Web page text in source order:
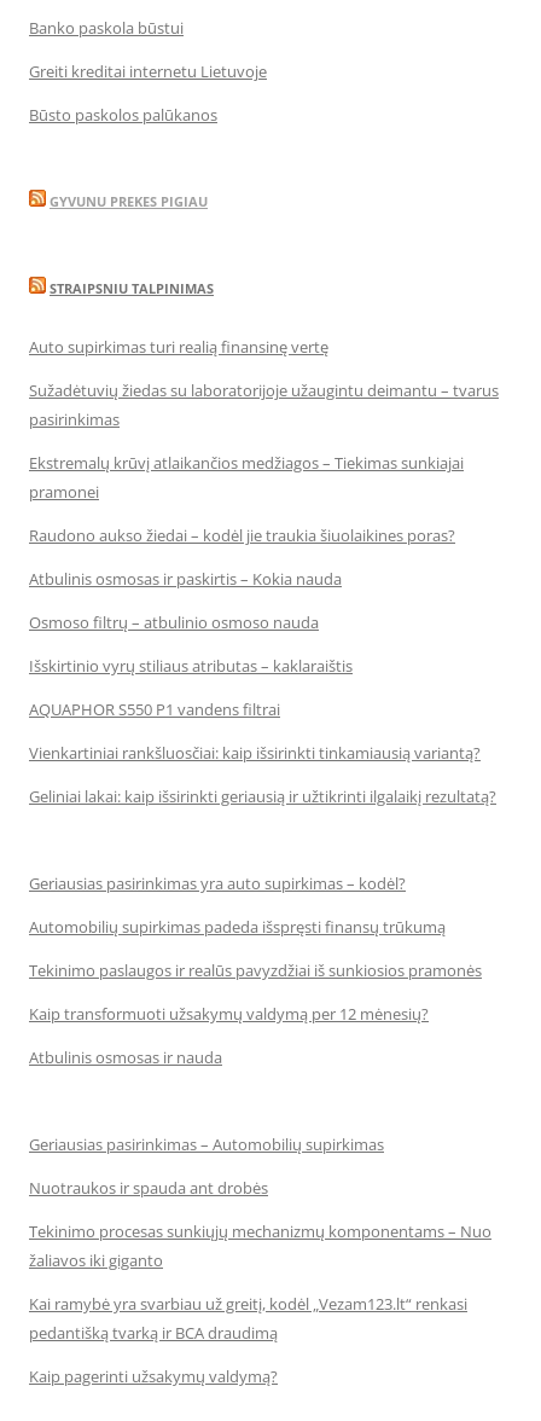
Banko paskola būstui
Greiti kreditai internetu Lietuvoje
Būsto paskolos palūkanos
GYVUNU PREKES PIGIAU
STRAIPSNIU TALPINIMAS
Auto supirkimas turi realią finansinę vertę
Sužadėtuvių žiedas su laboratorijoje užaugintu deimantu – tvarus
pasirinkimas
Ekstremalų krūvį atlaikančios medžiagos – Tiekimas sunkiajai
pramonei
Raudono aukso žiedai – kodėl jie traukia šiuolaikines poras?
Atbulinis osmosas ir paskirtis – Kokia nauda
Osmoso filtrų – atbulinio osmoso nauda
Išskirtinio vyrų stiliaus atributas – kaklaraištis
AQUAPHOR S550 P1 vandens filtrai
Vienkartiniai rankšluosčiai: kaip išsirinkti tinkamiausią variantą?
Geliniai lakai: kaip išsirinkti geriausią ir užtikrinti ilgalaikį rezultatą?
Geriausias pasirinkimas yra auto supirkimas – kodėl?
Automobilių supirkimas padeda išspręsti finansų trūkumą
Tekinimo paslaugos ir realūs pavyzdžiai iš sunkiosios pramonės
Kaip transformuoti užsakymų valdymą per 12 mėnesių?
Atbulinis osmosas ir nauda
Geriausias pasirinkimas – Automobilių supirkimas
Nuotraukos ir spauda ant drobės
Tekinimo procesas sunkiųjų mechanizmų komponentams – Nuo
žaliavos iki giganto
Kai ramybė yra svarbiau už greitį, kodėl „Vezam123.lt“ renkasi
pedantišką tvarką ir BCA draudimą
Kaip pagerinti užsakymų valdymą?